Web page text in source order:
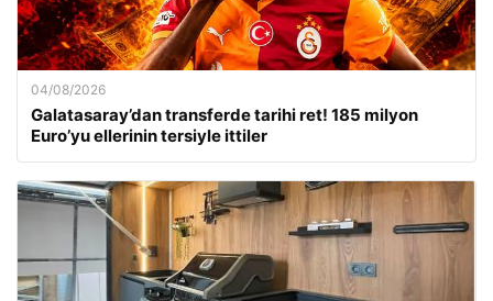
04/08/2026
Galatasaray’dan transferde tarihi ret! 185 milyon
Euro’yu ellerinin tersiyle ittiler